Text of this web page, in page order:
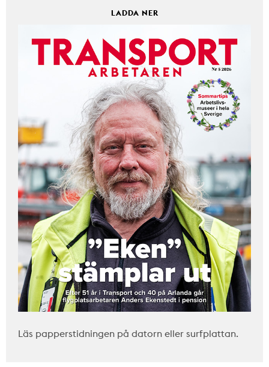
LADDA NER
Läs papperstidningen på datorn eller surfplattan.